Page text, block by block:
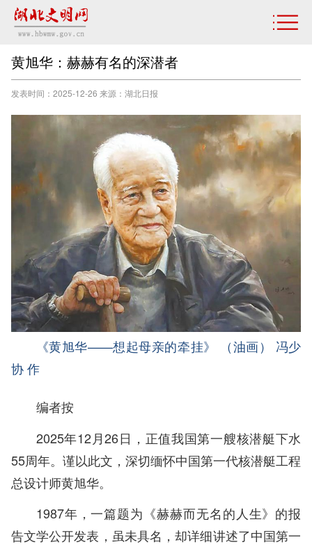
黄旭华：赫赫有名的深潜者
发表时间：2025-12-26 来源：​湖北日报
《黄旭华——想起母亲的牵挂》 （油画） 冯少
协 作
编者按
2025年12月26日，正值我国第一艘核潜艇下水
55周年。谨以此文，深切缅怀中国第一代核潜艇工程
总设计师黄旭华。
1987年，一篇题为《赫赫而无名的人生》的报
告文学公开发表，虽未具名，却详细讲述了中国第一